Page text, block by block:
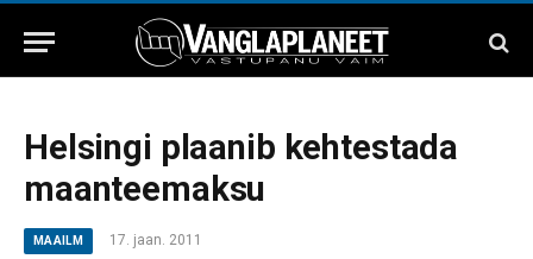
Helsingi plaanib kehtestada
maanteemaksu
MAAILM 17. jaan. 2011